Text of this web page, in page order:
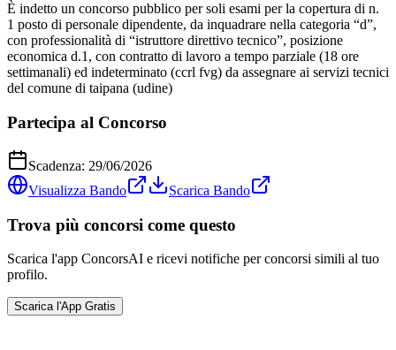
È indetto un concorso pubblico per soli esami per la copertura di n.
1 posto di personale dipendente, da inquadrare nella categoria “d”,
con professionalità di “istruttore direttivo tecnico”, posizione
economica d.1, con contratto di lavoro a tempo parziale (18 ore
settimanali) ed indeterminato (ccrl fvg) da assegnare ai servizi tecnici
del comune di taipana (udine)
Partecipa al Concorso
Scadenza: 29/06/2026
Visualizza Bando
Scarica Bando
Trova più concorsi come questo
Scarica l'app ConcorsAI e ricevi notifiche per concorsi simili al tuo
profilo.
Scarica l'App Gratis